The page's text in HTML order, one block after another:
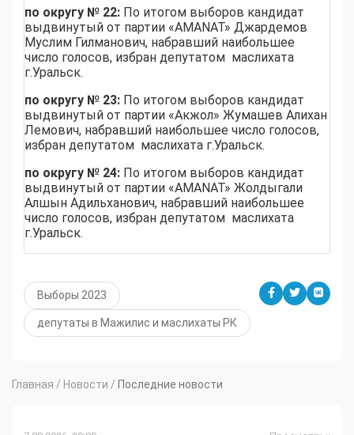
по округу № 22: По итогом выборов кандидат
выдвинутый от партии «AMANAT» Джардемов
Муслим Гилманович, набравший наибольшее
число голосов, избран депутатом маслихата
г.Уральск.
по округу № 23: По итогом выборов кандидат
выдвинутый от партии «Акжол» Жумашев Алихан
Лемович, набравший наибольшее число голосов,
избран депутатом маслихата г.Уральск.
по округу № 24: По итогом выборов кандидат
выдвинутый от партии «AMANAT» Жолдыгали
Алшын Адильханович, набравший наибольшее
число голосов, избран депутатом маслихата
г.Уральск.
Выборы 2023
депутаты в Мажилис и маслихаты РК
Главная / Новости / Последние новости